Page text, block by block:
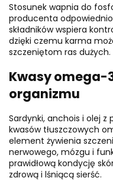
Stosunek wapnia do
producenta
składników wspiera
dzięki czemu karma
szczeniętom ras dużych.
Kwasy omega-
organizmu
Sardynki, anchois i olej
kwasów tłuszczowych
element żywienia
nerwowego, mózgu i
prawidłową kondycję
zdrową i lśniącą sierść.